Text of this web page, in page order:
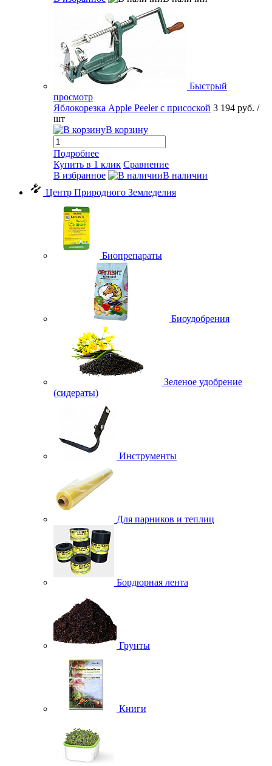
Быстрый
просмотр
Яблокорезка Apple Peeler с присоской 3 194 руб. /
шт
В корзину
Подробнее
Купить в 1 клик Сравнение
В избранное
В наличии
Центр Природного Земледелия
Биопрепараты
Биоудобрения
Зеленое удобрение
(сидераты)
Инструменты
Для парников и теплиц
Бордюрная лента
Грунты
Книги